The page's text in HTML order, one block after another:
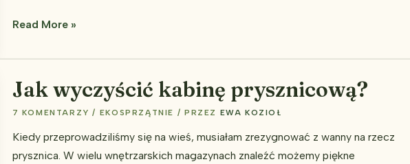
Chcesz
ale
on
tak
bardzo
śmierdzi?
Read More »
Jak wyczyścić kabinę prysznicową?
7 KOMENTARZY / EKOSPRZĄTNIE / PRZEZ EWA KOZIOŁ
Kiedy przeprowadziliśmy się na wieś, musiałam zrezygnować z wanny na rzecz
prysznica. W wielu wnętrzarskich magazynach znaleźć możemy piękne